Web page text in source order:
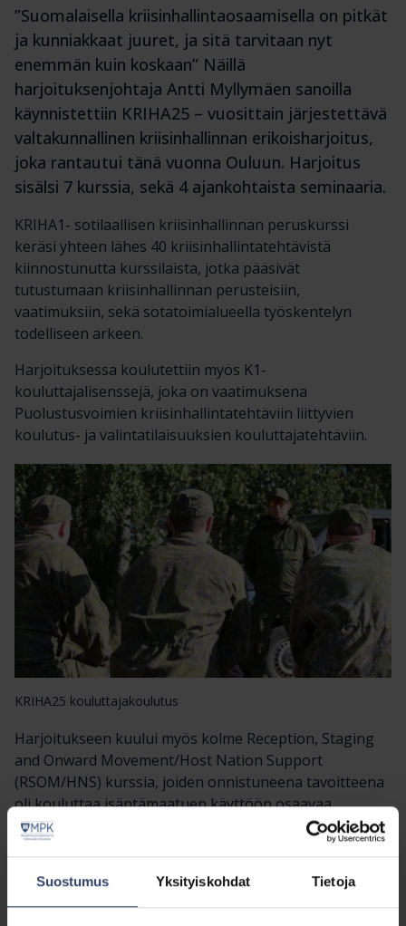
Suostumus Yksityiskohdat Tietoja
”Suomalaisella kriisinhallintaosaamisella on pitkät
ja kunniakkaat juuret, ja sitä tarvitaan nyt
enemmän kuin koskaan” Näillä
harjoituksenjohtaja Antti Myllymäen sanoilla
käynnistettiin KRIHA25 – vuosittain järjestettävä
valtakunnallinen kriisinhallinnan erikoisharjoitus,
joka rantautui tänä vuonna Ouluun. Harjoitus
sisälsi 7 kurssia, sekä 4 ajankohtaista seminaaria.
KRIHA1- sotilaallisen kriisinhallinnan peruskurssi
keräsi yhteen lähes 40 kriisinhallintatehtävistä
kiinnostunutta kurssilaista, jotka pääsivät
tutustumaan kriisinhallinnan perusteisiin,
vaatimuksiin, sekä sotatoimialueella työskentelyn
todelliseen arkeen.
Harjoituksessa koulutettiin myös K1-
kouluttajalisenssejä, joka on vaatimuksena
Puolustusvoimien kriisinhallintatehtäviin liittyvien
koulutus- ja valintatilaisuuksien kouluttajatehtäviin.
KRIHA25 kouluttajakoulutus
Harjoitukseen kuului myös kolme Reception, Staging
and Onward Movement/Host Nation Support
(RSOM/HNS) kurssia, joiden onnistuneena tavoitteena
oli kouluttaa isäntämaatuen käyttöön osaavaa
henkilöstöä, sekä suunnitella tulevaa
Kansainvälisen yhteistoiminnan lisääntyminen koskee
jatkossa yhä enemmän myös reserviläisiä, antaen